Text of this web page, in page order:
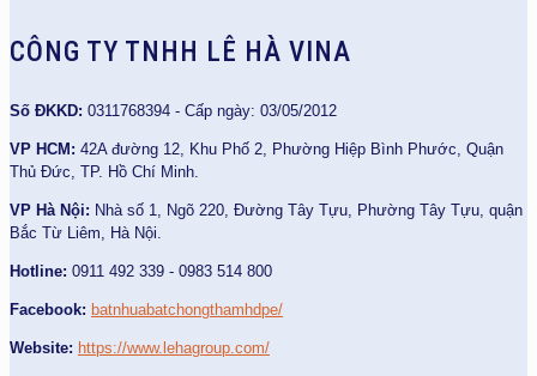
CÔNG TY TNHH LÊ HÀ VINA
Số ĐKKD: 0311768394 - Cấp ngày: 03/05/2012
VP HCM: 42A đường 12, Khu Phố 2, Phường Hiệp Bình Phước, Quận
Thủ Đức, TP. Hồ Chí Minh.
VP Hà Nội: Nhà số 1, Ngõ 220, Đường Tây Tựu, Phường Tây Tựu, quận
Bắc Từ Liêm, Hà Nội.
Hotline: 0911 492 339 - 0983 514 800
Facebook: batnhuabatchongthamhdpe/
Website: https://www.lehagroup.com/